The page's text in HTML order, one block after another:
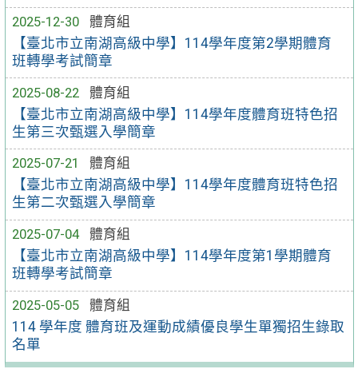
2025-12-30
體育組
【臺北市立南湖高級中學】114學年度第2學期體育
班轉學考試簡章
2025-08-22
體育組
【臺北市立南湖高級中學】114學年度體育班特色招
生第三次甄選入學簡章
2025-07-21
體育組
【臺北市立南湖高級中學】114學年度體育班特色招
生第二次甄選入學簡章
2025-07-04
體育組
【臺北市立南湖高級中學】114學年度第1學期體育
班轉學考試簡章
2025-05-05
體育組
114 學年度 體育班及運動成績優良學生單獨招生錄取
名單